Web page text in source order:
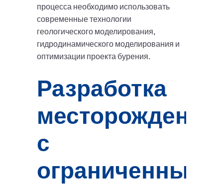
процесса необходимо использовать
современные технологии
геологического моделирования,
гидродинамического моделирования и
оптимизации проекта бурения.
Разработка
месторождений
с
ограниченным